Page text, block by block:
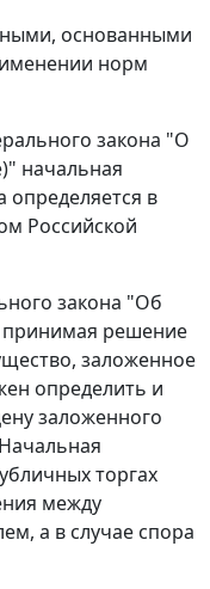
основанными
норм
закона "О
начальная
определяется в
Российской
закона "Об
принимая решение
заложенное
определить и
заложенного
торгах
между
а в случае спора